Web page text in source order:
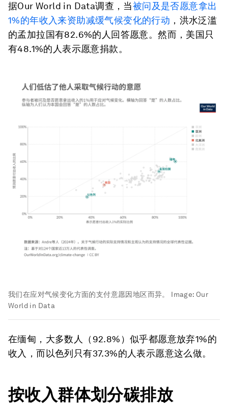
据Our World in Data调查，当被问及是否愿意拿出
1%的年收入来资助减缓气候变化的行动 ，洪水泛滥
的孟加拉国有82.6%的人回答愿意。然而，美国只
有48.1%的人表示愿意捐款。
我们在应对气候变化方面的支付意愿因地区而异。 Image: Our
World in Data
在缅甸，大多数人（92.8%）似乎都愿意放弃1%的
收入，而以色列只有37.3%的人表示愿意这么做。
按收入群体划分碳排放